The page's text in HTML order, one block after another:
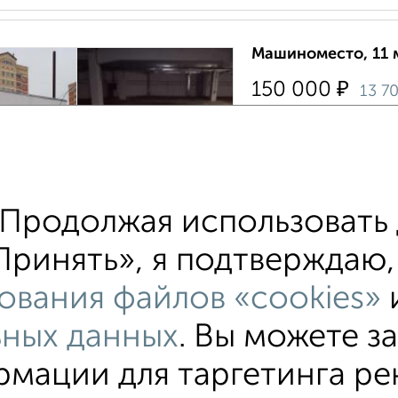
Машиноместо, 11
150 000 ₽ 13
Собственник,
использовать
я подтверждаю,
файлов «cookies»
данных. Вы можете
для таргетинга